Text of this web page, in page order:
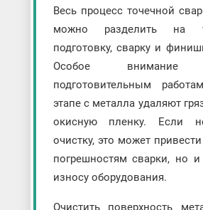
Весь процесс точечной
можно разделить на
подготовку, сварку и
Особое внимание
подготовительным
этапе с металла удаляют
окисную пленку. Если
очистку, это может
погрешностям сварки, но
износу оборудования.
Очистить поверхность